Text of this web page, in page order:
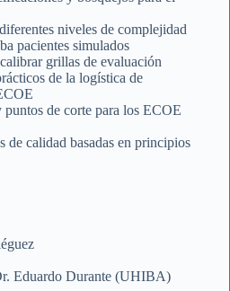
niveles de complejidad
pacientes simulados
grillas de evaluación
de la logística de
de corte para los ECOE
de calidad basadas en principios
Eduardo Durante (UHIBA)